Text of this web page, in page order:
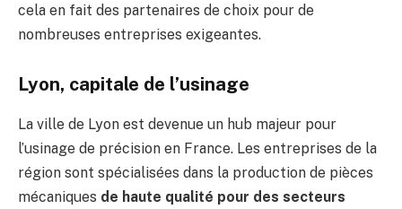
cela en fait des partenaires de choix pour de
nombreuses entreprises exigeantes.
Lyon, capitale de l’usinage
La ville de Lyon est devenue un hub majeur pour
l’usinage de précision en France. Les entreprises de la
région sont spécialisées dans la production de pièces
mécaniques de haute qualité pour des secteurs